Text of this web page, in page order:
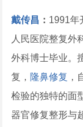
戴传昌 ： 1991年
人民医院整复外
外科博士毕业。
复， 隆鼻修复 ，
检验的独特的面
器官修复整形与